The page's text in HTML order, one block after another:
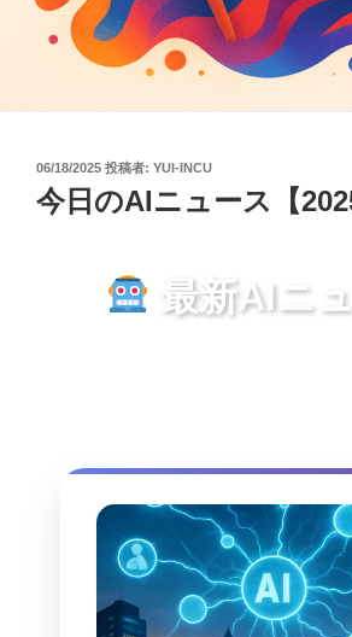
投
日:
06/18/2025 投稿者: YUI-INCU
今日のAIニュース【
最新AIニ